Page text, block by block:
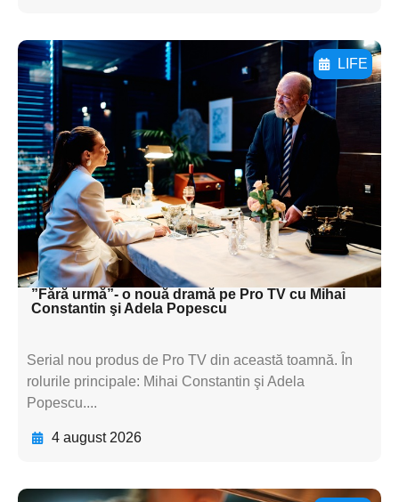
LIFE
Adaugă aici textul pentru
subtitluAdaugă aici
textul pentru
subtitluAdaugă aici
textul pentru
subtitluAdaugă aici
textul pentru subti
”Fără urmă”- o nouă dramă pe Pro TV cu Mihai
Constantin şi Adela Popescu
Serial nou produs de Pro TV din această toamnă. În
rolurile principale: Mihai Constantin şi Adela
Popescu....
4 august 2026